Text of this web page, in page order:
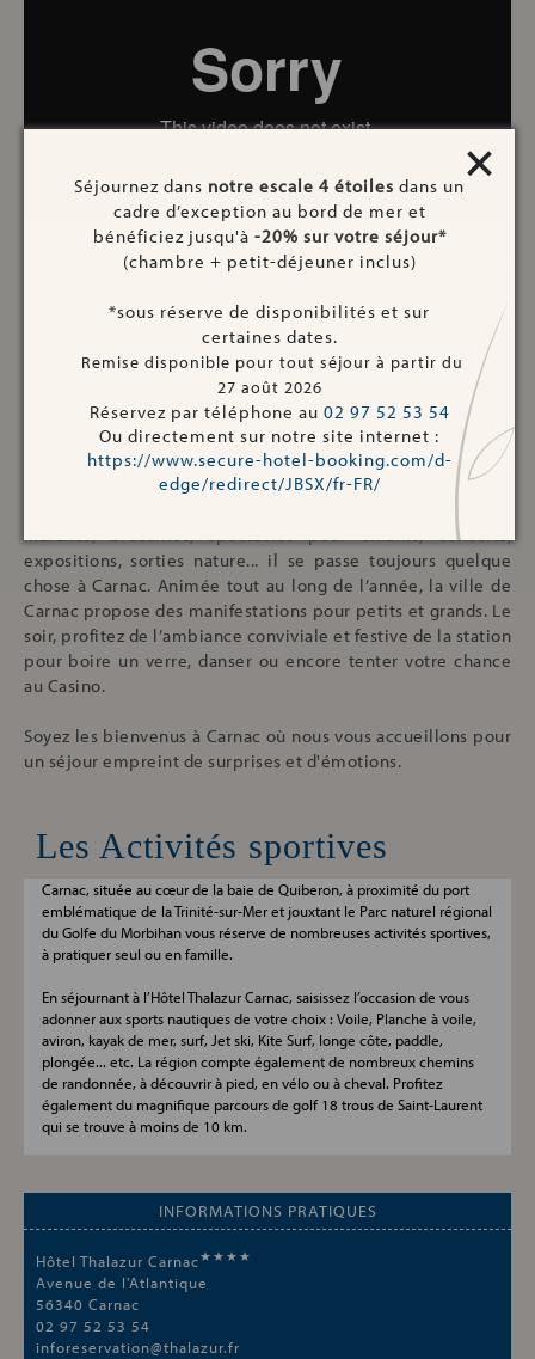
Premier site dédié à la conchyliculture, Carnac éveille aussi
où vous pourrez déguster des huîtres. Vous pourrez aussi
goûter aux produits du terroir dans l’un des nombreux
restaurants de la ville.
Réputée pour la qualité de ses eaux de baignade, Carnac
accueille les curistes tout au long de l’année venus se
ressourcer à la Thalassothérapie de Carnac et profiter du spa
marin pour un véritable séjour bien-être.
Marchés, brocantes, spectacles pour enfants, concerts,
expositions, sorties nature... il se passe toujours quelque
chose à Carnac. Animée tout au long de l’année, la ville de
Carnac propose des manifestations pour petits et grands. Le
soir, profitez de l’ambiance conviviale et festive de la station
pour boire un verre, danser ou encore tenter votre chance
au Casino.
Soyez les bienvenus à Carnac où nous vous accueillons pour
un séjour empreint de surprises et d'émotions.
Les Activités sportives
Carnac, située au cœur de la baie de Quiberon, à proximité du port
emblématique de la Trinité-sur-Mer et jouxtant le Parc naturel régional
du Golfe du Morbihan vous réserve de nombreuses activités sportives,
à pratiquer seul ou en famille.
En séjournant à l’Hôtel Thalazur Carnac, saisissez l’occasion de vous
adonner aux sports nautiques de votre choix : Voile, Planche à voile,
aviron, kayak de mer, surf, Jet ski, Kite Surf, longe côte, paddle,
plongée... etc. La région compte également de nombreux chemins
de randonnée, à découvrir à pied, en vélo ou à cheval. Profitez
également du magnifique parcours de golf 18 trous de Saint-Laurent
qui se trouve à moins de 10 km.
INFORMATIONS PRATIQUES
Hôtel Thalazur Carnac★★★★
Avenue de l'Atlantique
56340 Carnac
02 97 52 53 54
inforeservation@thalazur.fr
×
Séjournez dans notre escale 4 étoiles dans un
cadre d’exception au bord de mer et
bénéficiez jusqu'à -20% sur votre séjour*
(chambre + petit-déjeuner inclus)
*sous réserve de disponibilités et sur
certaines dates.
Remise disponible pour tout séjour à partir du
27 août 2026
Réservez par téléphone au 02 97 52 53 54
Ou directement sur notre site internet :
https://www.secure-hotel-booking.com/d-
edge/redirect/JBSX/fr-FR/